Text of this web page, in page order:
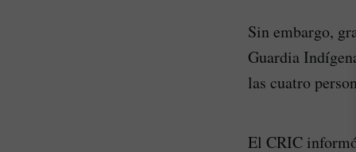
Sin embargo,
Guardia
las cuatro
El CRIC